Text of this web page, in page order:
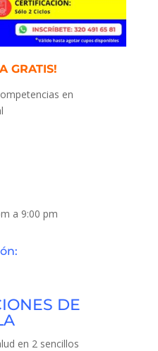
GRATIS!
en
a 9:00 pm
DE
en 2 sencillos